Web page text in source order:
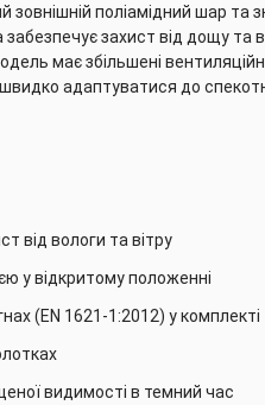
поліамідний шар та
захист від дощу та
має збільшені
адаптуватися до
від вологи та вітру
у відкритому положенні
(EN 1621-1:2012) у комплекті
видимості в темний час